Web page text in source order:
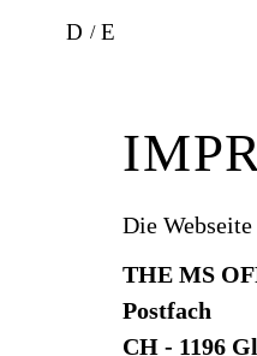
D E
Die
THE MS
Postfach
CH - 1196